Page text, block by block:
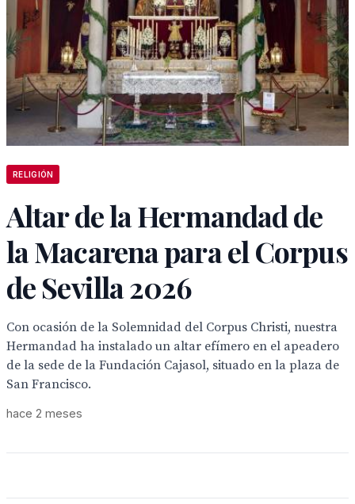
RELIGIÓN
Altar de la Hermandad de
la Macarena para el Corpus
de Sevilla 2026
Con ocasión de la Solemnidad del Corpus Christi, nuestra
Hermandad ha instalado un altar efímero en el apeadero
de la sede de la Fundación Cajasol, situado en la plaza de
San Francisco.
hace 2 meses